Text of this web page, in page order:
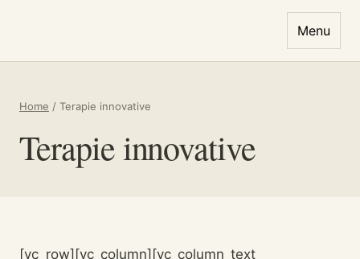
Menu
Home / Terapie innovative
Terapie innovative
[vc_row][vc_column][vc_column_text